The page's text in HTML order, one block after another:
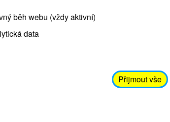
a dárků UNICEF
bude otevřena každý čtvrtek o 11 do
je možné vyzvednout po domluvě
nebo telefonním čísle 606 655
běh webu (vždy aktivní)
data
Přijmout vše